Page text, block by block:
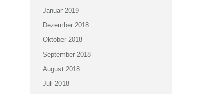
Januar 2019
Dezember 2018
Oktober 2018
September 2018
August 2018
Juli 2018